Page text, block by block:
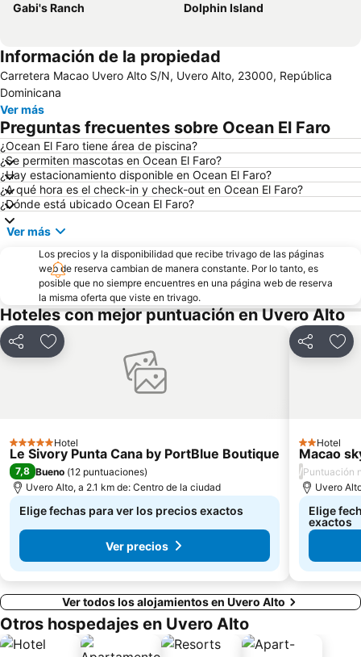
Gabi's Ranch
Dolphin Island
Información de la propiedad
Carretera Macao Uvero Alto S/N, Uvero Alto, 23000, República
Dominicana
Ver más
Preguntas frecuentes sobre Ocean El Faro
¿Ocean El Faro tiene área de piscina?
¿Se permiten mascotas en Ocean El Faro?
¿Hay estacionamiento disponible en Ocean El Faro?
¿A qué hora es el check-in y check-out en Ocean El Faro?
¿Dónde está ubicado Ocean El Faro?
Ver más
Los precios y la disponibilidad que recibe trivago de las páginas
web de reserva cambian de manera constante. Por lo tanto, es
posible que no siempre encuentres en una página web de reserva
la misma oferta que viste en trivago.
Hoteles con mejor puntuación en Uvero Alto
CompartirAgregar a favoritos
5 EstrellasHotel
Le Sivory Punta Cana by PortBlue Boutique
7,8 Bueno (12 puntuaciones)
Uvero Alto, a 2.1 km de: Centro de la ciudad
Elige fechas para ver los precios exactos
Ver precios
Compartir
2 Estrellas
Hotel
Macao
/Puntuación
Uvero
Elige
exactos
Ver todos los alojamientos en Uvero Alto
Otros hospedajes en Uvero Alto